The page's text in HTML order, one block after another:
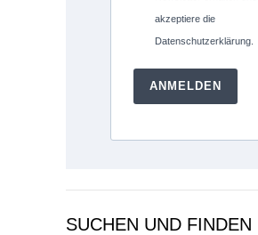
akzeptiere die
Datenschutzerklärung.
ANMELDEN
SUCHEN UND FINDEN